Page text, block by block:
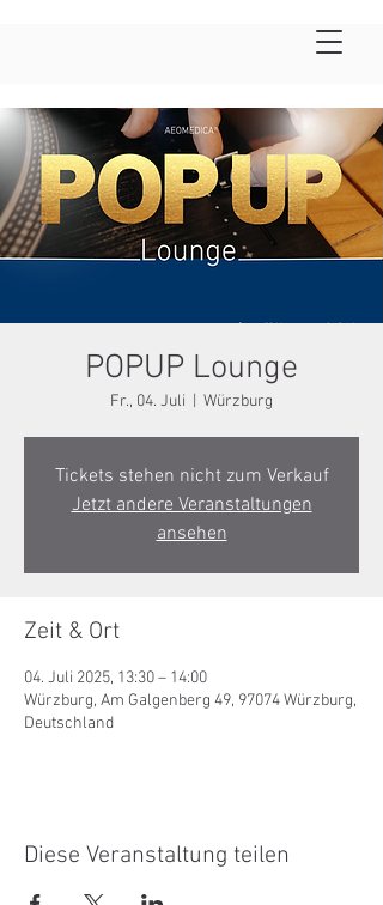
POPUP Lounge
Fr., 04. Juli Würzburg
Tickets stehen nicht zum Verkauf
Jetzt andere Veranstaltungen
ansehen
Zeit & Ort
04. Juli 2025, 13:30 – 14:00
Würzburg, Am Galgenberg 49, 97074 Würzburg,
Deutschland
Diese Veranstaltung teilen